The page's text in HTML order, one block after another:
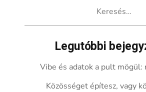
Legutóbbi
Vibe és adatok a pult mögül:
Közösséget építesz, vagy